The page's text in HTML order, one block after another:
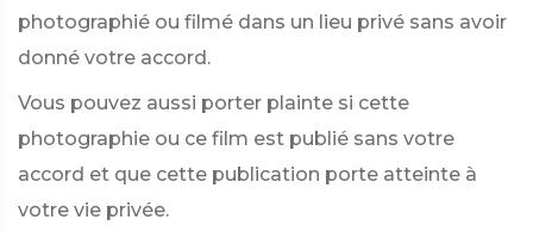
photographié ou filmé dans un lieu privé sans avoir
donné votre accord.
Vous pouvez aussi porter plainte si cette
photographie ou ce film est publié sans votre
accord et que cette publication porte atteinte à
votre vie privée.